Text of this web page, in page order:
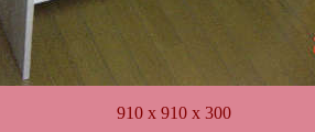
910 x 910 x 300